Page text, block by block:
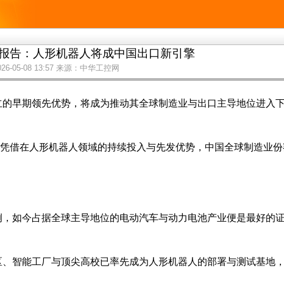
告：人形机器人将成中国出口新引擎
05-08 13:57 来源：中华工控网
早期领先优势，将成为推动其全球制造业与出口主导地位进入
在人形机器人领域的持续投入与先发优势，中国全球制造业
如今占据全球主导地位的电动汽车与动力电池产业便是最好的
智能工厂与顶尖高校已率先成为人形机器人的部署与测试基地